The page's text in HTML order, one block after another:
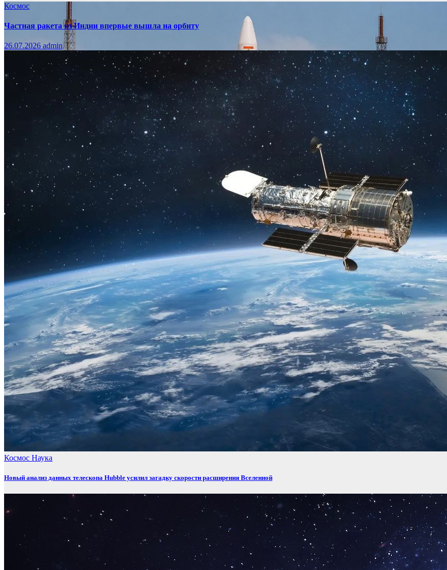
Космос
Частная ракета из Индии впервые вышла на орбиту
26.07.2026 admin
Космос Наука
Новый анализ данных телескопа Hubble усилил загадку скорости расширения Вселенной